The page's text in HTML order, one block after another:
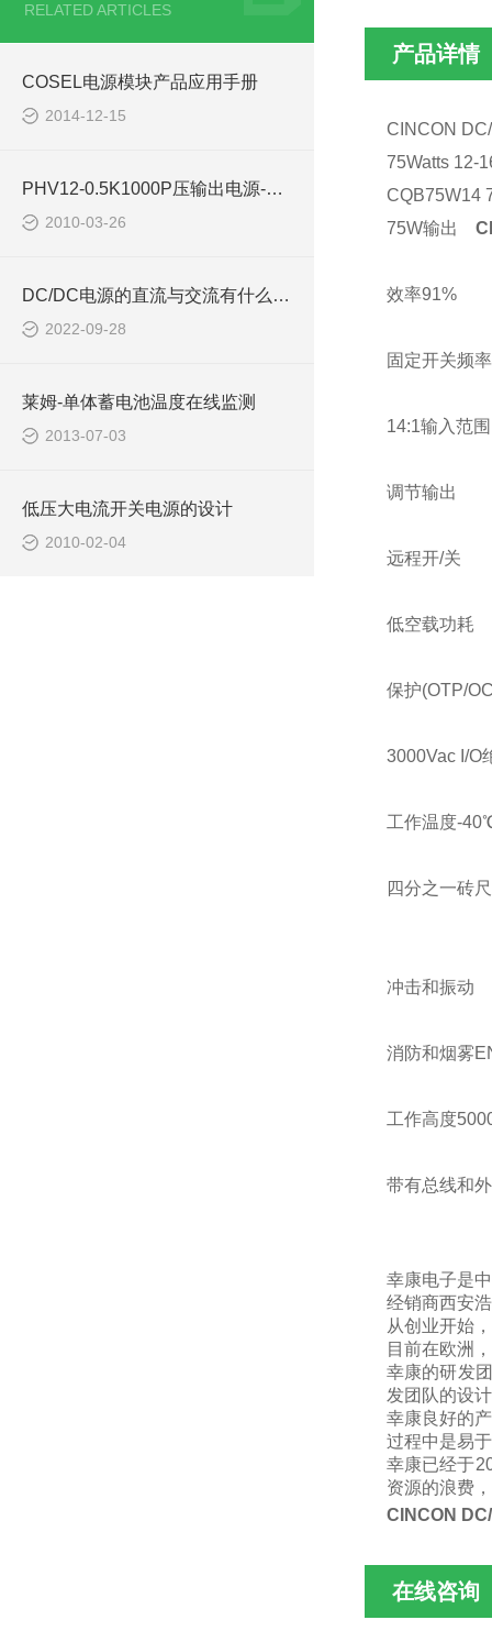
RELATED ARTICLES
COSEL电源模块产品应用手册
2014-12-15
PHV12-0.5K1000P压输出电源-西安浩南电子科技
2010-03-26
DC/DC电源的直流与交流有什么区别
2022-09-28
莱姆-单体蓄电池温度在线监测
2013-07-03
低压大电流开关电源的设计
2010-02-04
产品详情
CINCON
75Watts 12-
CQB75W14
75W输出
效率91%
固定开关频率
14:1输入范围
调节输出
远程开/关
低空载功耗
保护(OTP/
3000Vac I/O
工作温度-40
四分之一砖
冲击和振动
消防和烟雾
工作高度
带有总线和
幸康电子是
经销商西安
从创业开始
目前在欧洲
幸康的研发
发团队的设
幸康良好的
过程中是易
幸康已经于
资源的浪费
CINCON
在线咨询